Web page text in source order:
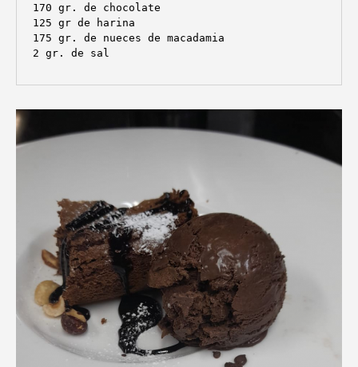
170 gr. de chocolate
125 gr de harina
175 gr. de nueces de macadamia
2 gr. de sal